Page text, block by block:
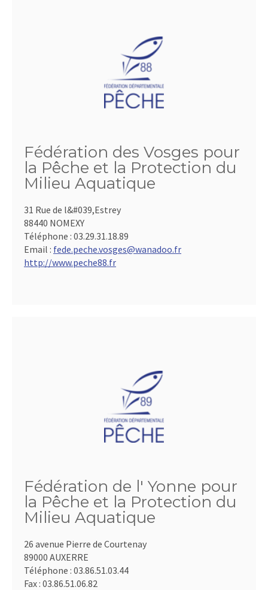
Fédération des Vosges pour
la Pêche et la Protection du
Milieu Aquatique
31 Rue de l&#039,Estrey
88440 NOMEXY
Téléphone : 03.29.31.18.89
Email : fede.peche.vosges@wanadoo.fr
http://www.peche88.fr
Fédération de l' Yonne pour
la Pêche et la Protection du
Milieu Aquatique
26 avenue Pierre de Courtenay
89000 AUXERRE
Téléphone : 03.86.51.03.44
Fax : 03.86.51.06.82